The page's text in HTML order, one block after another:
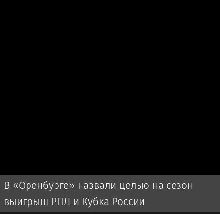
В «Оренбурге» назвали целью на сезон
выигрыш РПЛ и Кубка России